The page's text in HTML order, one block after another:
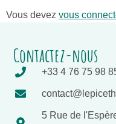
Vous devez vous
Contactez-nous
+33 4 76 75 98
5 Rue de